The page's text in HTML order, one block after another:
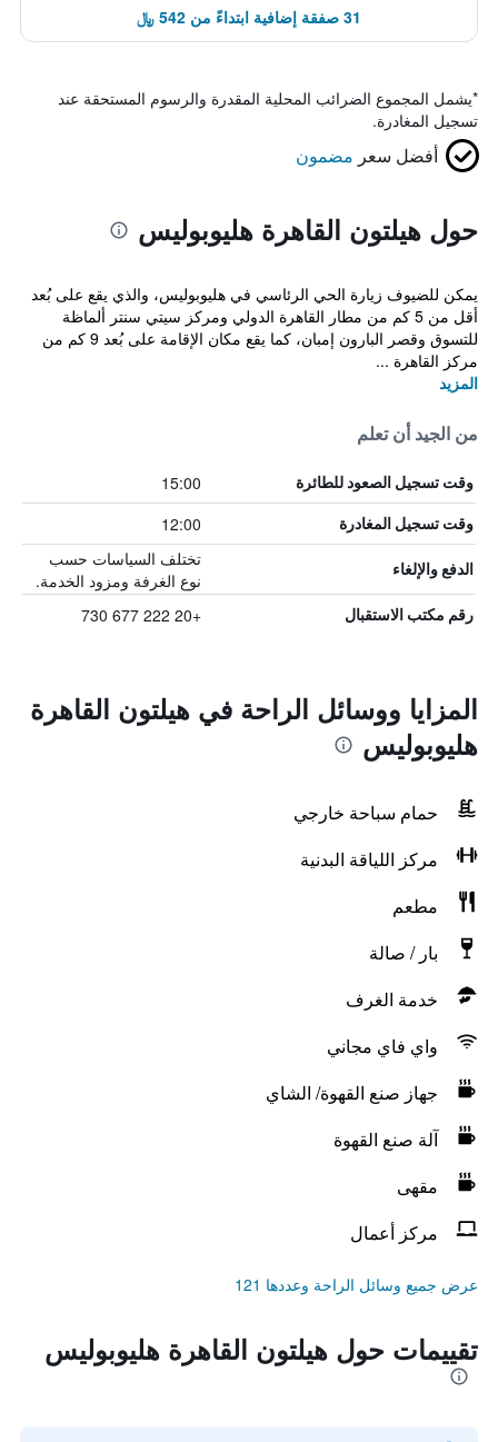
31 صفقة إضافية ابتداءً من 542 ﷼
*يشمل المجموع الضرائب المحلية المقدرة والرسوم المستحقة عند
تسجيل المغادرة.
أفضل سعر مضمون
حول هيلتون القاهرة هليوبوليس
يمكن للضيوف زيارة الحي الرئاسي في هليوبوليس، والذي يقع على بُعد
أقل من 5 كم من مطار القاهرة الدولي ومركز سيتي سنتر ألماظة
للتسوق وقصر البارون إمبان، كما يقع مكان الإقامة على بُعد 9 كم من
مركز القاهرة ...
المزيد
من الجيد أن تعلم
وقت تسجيل الصعود للطائرة 15:00
وقت تسجيل المغادرة 12:00
الدفع والإلغاء
تختلف السياسات حسب
نوع الغرفة ومزود الخدمة.
رقم مكتب الاستقبال +20 222 677 730
المزايا ووسائل الراحة في هيلتون القاهرة
هليوبوليس
حمام سباحة خارجي
مركز اللياقة البدنية
مطعم
بار / صالة
خدمة الغرف
واي فاي مجاني
جهاز صنع القهوة/ الشاي
آلة صنع القهوة
مقهى
مركز أعمال
عرض جميع وسائل الراحة وعددها 121
تقييمات حول هيلتون القاهرة هليوبوليس